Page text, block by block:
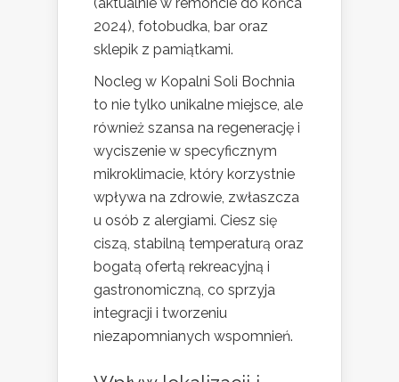
2024), fotobudka, bar oraz
sklepik z pamiątkami.
Nocleg w Kopalni Soli Bochnia
to nie tylko unikalne miejsce, ale
również szansa na regenerację i
wyciszenie w specyficznym
mikroklimacie, który korzystnie
wpływa na zdrowie, zwłaszcza
u osób z alergiami. Ciesz się
ciszą, stabilną temperaturą oraz
bogatą ofertą rekreacyjną i
gastronomiczną, co sprzyja
integracji i tworzeniu
niezapomnianych wspomnień.